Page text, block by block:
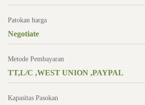
Patokan harga
Negotiate
Metode Pembayaran
TT,L/C ,WEST UNION ,PAYPAL
Kapasitas Pasokan